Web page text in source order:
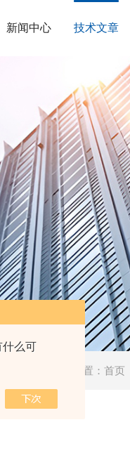
什么可
新闻中心 技术文章
当前位置：首页